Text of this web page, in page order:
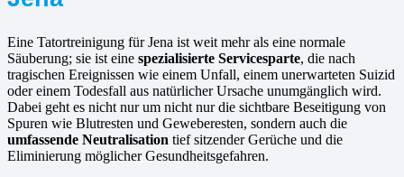
Eine Tatortreinigung für Jena ist weit mehr als eine normale
Säuberung; sie ist eine spezialisierte Servicesparte, die nach
tragischen Ereignissen wie einem Unfall, einem unerwarteten Suizid
oder einem Todesfall aus natürlicher Ursache unumgänglich wird.
Dabei geht es nicht nur um nicht nur die sichtbare Beseitigung von
Spuren wie Blutresten und Geweberesten, sondern auch die
umfassende Neutralisation tief sitzender Gerüche und die
Eliminierung möglicher Gesundheitsgefahren.